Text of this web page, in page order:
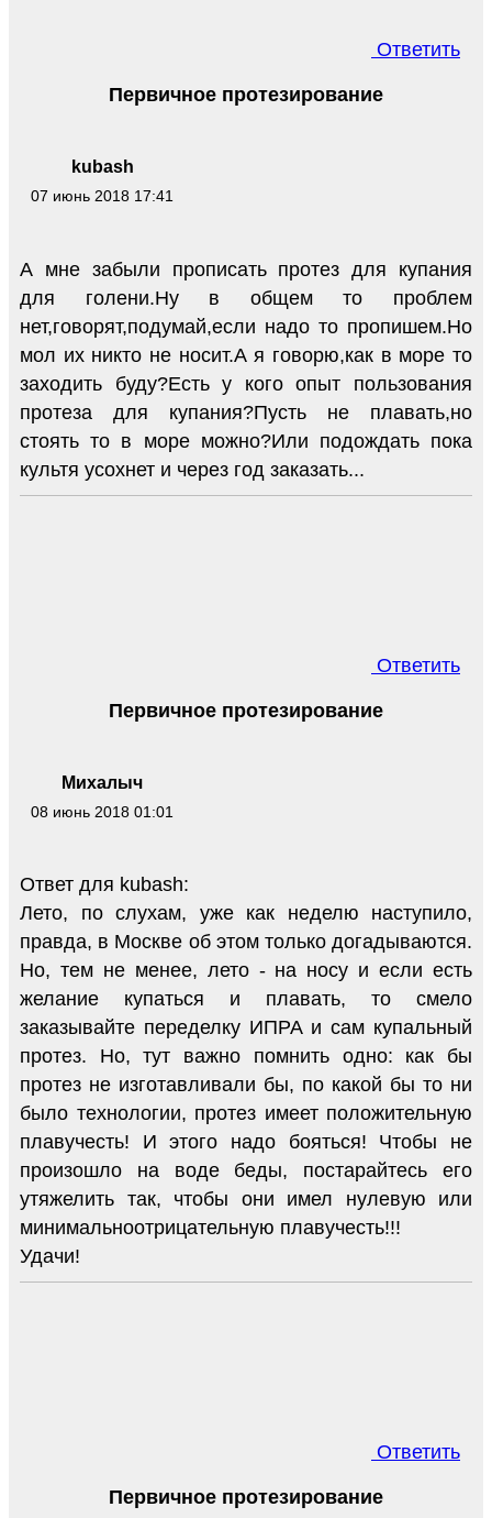
Ответить
kubash
07 июнь 2018 17:41
Первичное протезирование
А мне забыли прописать протез для купания
для голени.Ну в общем то проблем
нет,говорят,подумай,если надо то пропишем.Но
мол их никто не носит.А я говорю,как в море то
заходить буду?Есть у кого опыт пользования
протеза для купания?Пусть не плавать,но
стоять то в море можно?Или подождать пока
культя усохнет и через год заказать...
Ответить
Михалыч
08 июнь 2018 01:01
Первичное протезирование
Ответ для kubash:
Лето, по слухам, уже как неделю наступило,
правда, в Москве об этом только догадываются.
Но, тем не менее, лето - на носу и если есть
желание купаться и плавать, то смело
заказывайте переделку ИПРА и сам купальный
протез. Но, тут важно помнить одно: как бы
протез не изготавливали бы, по какой бы то ни
было технологии, протез имеет положительную
плавучесть! И этого надо бояться! Чтобы не
произошло на воде беды, постарайтесь его
утяжелить так, чтобы они имел нулевую или
минимальноотрицательную плавучесть!!!
Удачи!
Ответить
Первичное протезирование